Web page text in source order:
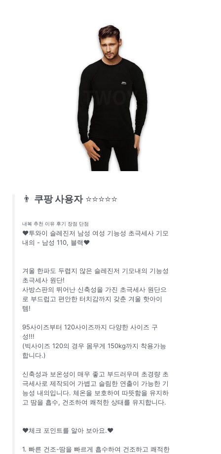
👨 쿠팡 사용자 ⭐⭐⭐⭐⭐
내복 추천 이유 후기 장점 단점
♥투와이 슬레진저 남성 여성 기능성 초극세사 기모
내의 - 남성 110, 블랙♥
겨울 한파도 두렵지 않은 슬레진저 기모내의 기능성
초극세사 원단!
사방스판의 뛰어난 신축성을 가진 초극세사 원단으
로 부드럽고 편안한 터치감까지 갖춘 겨울 핫아이
템!
95사이즈부터 120사이즈까지 다양한 사이즈 구
성!!!
(빅사이즈 120의 경우 몸무게 150kg까지 착용가능
합니다.)
신축성과 보온성이 매우 좋고 부드러우며 초경량 초
극세사로 제작되어 가볍고 슬림한 연출이 가능한 기
능성 내의입니다. 체온을 보호하여 따뜻함을 유지하
고 땀을 흡수, 건조하여 쾌적한 상태를 유지합니다.
♥체크 포인트를 알아 보아요.♥
1. 빠른 건조-땀을 빠르게 흡수하여 건조하고 쾌적한